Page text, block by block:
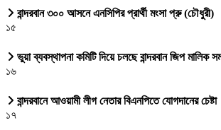
বান্দরবান ৩০০ আসনে এনসিপির প্রার্থী মংসা প্রু (চৌধুরী)
১৫
ভুয়া ব্যবস্থাপনা কমিটি দিয়ে চলছে বান্দরবান জিপ মালিক
১৬
বান্দরবানে আওয়ামী লীগ নেতার বিএনপিতে যোগদানের চেষ্টা
১৭